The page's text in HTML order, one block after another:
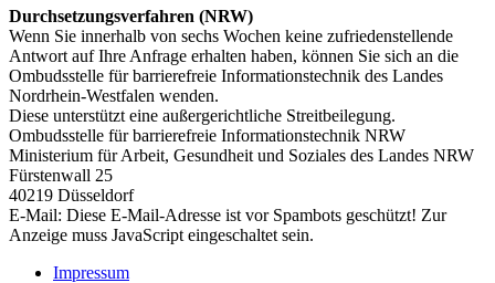
Durchsetzungsverfahren (NRW)
Wenn Sie innerhalb von sechs Wochen keine zufriedenstellende
Antwort auf Ihre Anfrage erhalten haben, können Sie sich an die
Ombudsstelle für barrierefreie Informationstechnik des Landes
Nordrhein-Westfalen wenden.
Diese unterstützt eine außergerichtliche Streitbeilegung.
Ombudsstelle für barrierefreie Informationstechnik NRW
Ministerium für Arbeit, Gesundheit und Soziales des Landes NRW
Fürstenwall 25
40219 Düsseldorf
E-Mail: Diese E-Mail-Adresse ist vor Spambots geschützt! Zur
Anzeige muss JavaScript eingeschaltet sein.
Impressum